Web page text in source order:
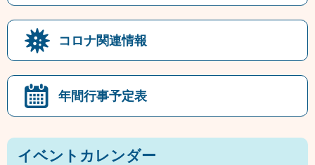
コロナ関連情報
年間行事予定表
イベントカレンダー